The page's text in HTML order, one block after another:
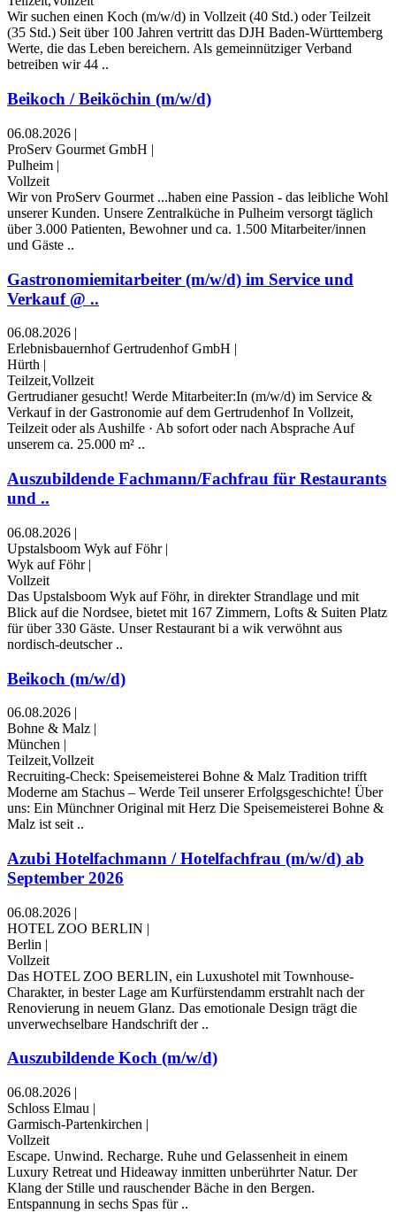
Wir suchen einen Koch (m/w/d) in Vollzeit (40 Std.) oder Teilzeit
(35 Std.) Seit über 100 Jahren vertritt das DJH Baden-Württemberg
Werte, die das Leben bereichern. Als gemeinnütziger Verband
betreiben wir 44 ..
Beikoch / Beiköchin (m/w/d)
06.08.2026 |
ProServ Gourmet GmbH |
Pulheim |
Vollzeit
Wir von ProServ Gourmet ...haben eine Passion - das leibliche Wohl
unserer Kunden. Unsere Zentralküche in Pulheim versorgt täglich
über 3.000 Patienten, Bewohner und ca. 1.500 Mitarbeiter/innen
und Gäste ..
Gastronomiemitarbeiter (m/w/d) im Service und
Verkauf @ ..
06.08.2026 |
Erlebnisbauernhof Gertrudenhof GmbH |
Hürth |
Teilzeit,Vollzeit
Gertrudianer gesucht! Werde Mitarbeiter:In (m/w/d) im Service &
Verkauf in der Gastronomie auf dem Gertrudenhof In Vollzeit,
Teilzeit oder als Aushilfe · Ab sofort oder nach Absprache Auf
unserem ca. 25.000 m² ..
Auszubildende Fachmann/Fachfrau für Restaurants
und ..
06.08.2026 |
Upstalsboom Wyk auf Föhr |
Wyk auf Föhr |
Vollzeit
Das Upstalsboom Wyk auf Föhr, in direkter Strandlage und mit
Blick auf die Nordsee, bietet mit 167 Zimmern, Lofts & Suiten Platz
für über 330 Gäste. Unser Restaurant bi a wik verwöhnt aus
nordisch-deutscher ..
Beikoch (m/w/d)
06.08.2026 |
Bohne & Malz |
München |
Teilzeit,Vollzeit
Recruiting-Check: Speisemeisterei Bohne & Malz Tradition trifft
Moderne am Stachus – Werde Teil unserer Erfolgsgeschichte! Über
uns: Ein Münchner Original mit Herz Die Speisemeisterei Bohne &
Malz ist seit ..
Azubi Hotelfachmann / Hotelfachfrau (m/w/d) ab
September 2026
06.08.2026 |
HOTEL ZOO BERLIN |
Berlin |
Vollzeit
Das HOTEL ZOO BERLIN, ein Luxushotel mit Townhouse-
Charakter, in bester Lage am Kurfürstendamm erstrahlt nach der
Renovierung in neuem Glanz. Das emotionale Design trägt die
unverwechselbare Handschrift der ..
Auszubildende Koch (m/w/d)
06.08.2026 |
Schloss Elmau |
Garmisch-Partenkirchen |
Vollzeit
Escape. Unwind. Recharge. Ruhe und Gelassenheit in einem
Luxury Retreat und Hideaway inmitten unberührter Natur. Der
Klang der Stille und rauschender Bäche in den Bergen.
Entspannung in sechs Spas für ..